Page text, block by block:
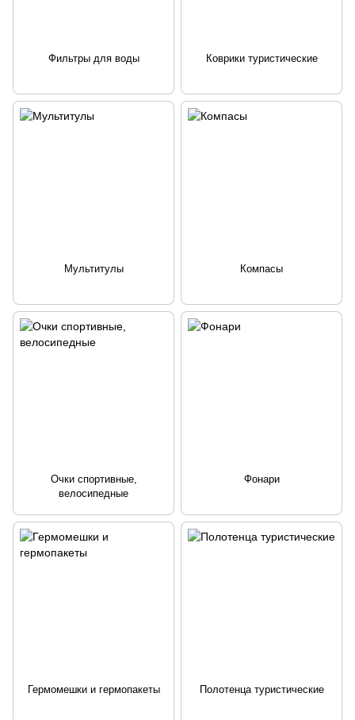
Фильтры для воды Коврики туристические
Мультитулы Компасы
Очки спортивные,
велосипедные
Фонари
Гермомешки и гермопакеты Полотенца туристические